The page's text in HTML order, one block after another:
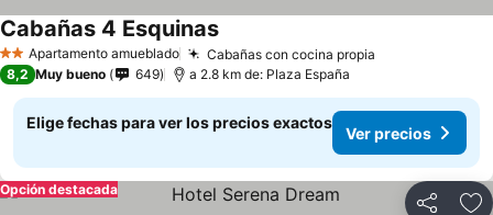
2 EstrellasApartamento amueblado Cabañas con cocina propia
Cabañas 4 Esquinas
8,2 Muy bueno 649 a 2.8 km de: Plaza España
Elige fechas para ver los precios exactos
Ver precios
Opción destacada